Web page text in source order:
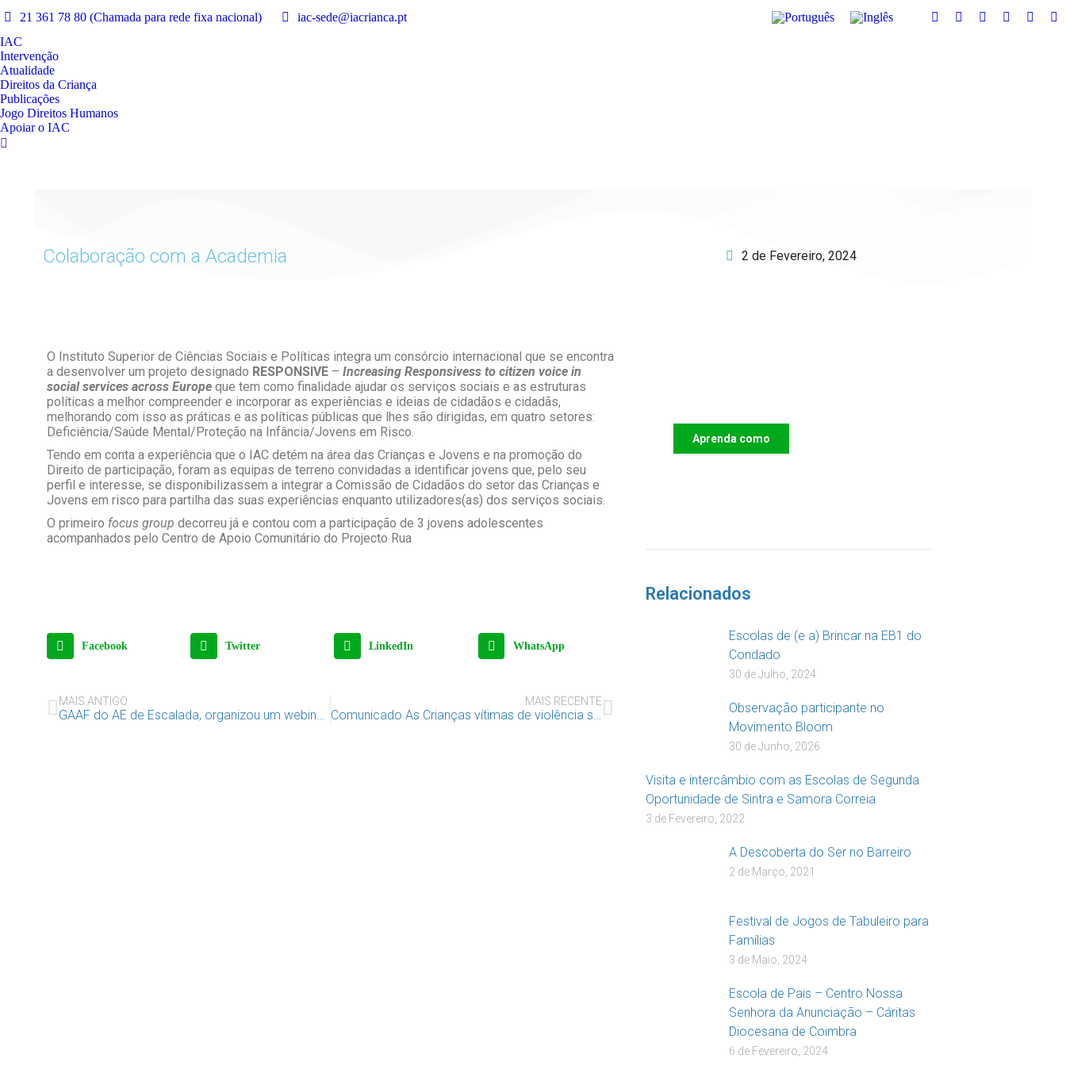
21 361 78 80 (Chamada para rede fixa nacional)
iac-sede@iacrianca.pt
IAC
Intervenção
Atualidade
Direitos da Criança
Publicações
Jogo Direitos Humanos
Apoiar o IAC
Colaboração com a Academia 2 de Fevereiro, 2024
O Instituto Superior de Ciências Sociais e Políticas integra um consórcio internacional que se encontra
a desenvolver um projeto designado RESPONSIVE – Increasing Responsivess to citizen voice in
social services across Europe que tem como finalidade ajudar os serviços sociais e as estruturas
políticas a melhor compreender e incorporar as experiências e ideias de cidadãos e cidadãs,
melhorando com isso as práticas e as políticas públicas que lhes são dirigidas, em quatro setores:
Deficiência/Saúde Mental/Proteção na Infância/Jovens em Risco.
Tendo em conta a experiência que o IAC detém na área das Crianças e Jovens e na promoção do
Direito de participação, foram as equipas de terreno convidadas a identificar jovens que, pelo seu
perfil e interesse, se disponibilizassem a integrar a Comissão de Cidadãos do setor das Crianças e
Jovens em risco para partilha das suas experiências enquanto utilizadores(as) dos serviços sociais.
O primeiro focus group decorreu já e contou com a participação de 3 jovens adolescentes
acompanhados pelo Centro de Apoio Comunitário do Projecto Rua
Facebook Twitter LinkedIn WhatsApp
MAIS ANTIGO
GAAF do AE de Escalada, organizou um webinar sobre o bom uso das tecnologias
MAIS RECENTE
Comunicado As Crianças vítimas de violência sexual (a propósito do caso ocorrido numa Escola de Vimioso)
Aprenda como
Relacionados
Escolas de (e a) Brincar na EB1 do
Condado
30 de Julho, 2024
Observação participante no
Movimento Bloom
30 de Junho, 2026
Visita e intercâmbio com as Escolas de Segunda
Oportunidade de Sintra e Samora Correia
3 de Fevereiro, 2022
A Descoberta do Ser no Barreiro
2 de Março, 2021
Festival de Jogos de Tabuleiro para
Famílias
3 de Maio, 2024
Escola de Pais – Centro Nossa
Senhora da Anunciação – Cáritas
Diocesana de Coimbra
6 de Fevereiro, 2024